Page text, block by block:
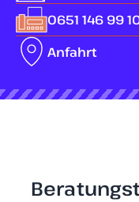
0651 146 99
Anfahrt